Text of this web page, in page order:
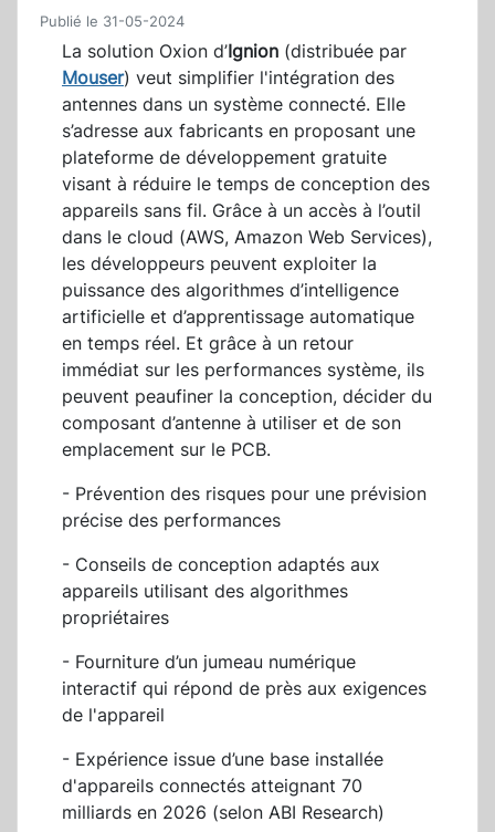
Publié le 31-05-2024
La solution Oxion d’Ignion (distribuée par
Mouser) veut simplifier l'intégration des
antennes dans un système connecté. Elle
s’adresse aux fabricants en proposant une
plateforme de développement gratuite
visant à réduire le temps de conception des
appareils sans fil. Grâce à un accès à l’outil
dans le cloud (AWS, Amazon Web Services),
les développeurs peuvent exploiter la
puissance des algorithmes d’intelligence
artificielle et d’apprentissage automatique
en temps réel. Et grâce à un retour
immédiat sur les performances système, ils
peuvent peaufiner la conception, décider du
composant d’antenne à utiliser et de son
emplacement sur le PCB.
- Prévention des risques pour une prévision
précise des performances
- Conseils de conception adaptés aux
appareils utilisant des algorithmes
propriétaires
- Fourniture d’un jumeau numérique
interactif qui répond de près aux exigences
de l'appareil
- Expérience issue d’une base installée
d'appareils connectés atteignant 70
milliards en 2026 (selon ABI Research)